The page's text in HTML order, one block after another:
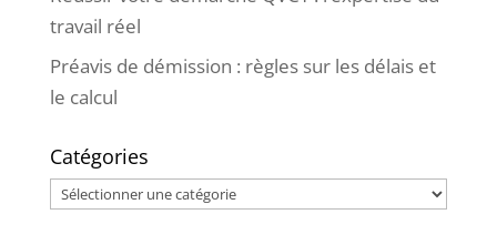
travail réel
Préavis de démission : règles sur les délais et
le calcul
Catégories
Catégories